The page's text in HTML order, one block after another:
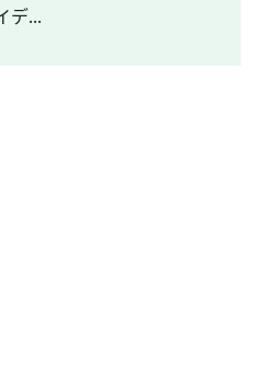
デ...